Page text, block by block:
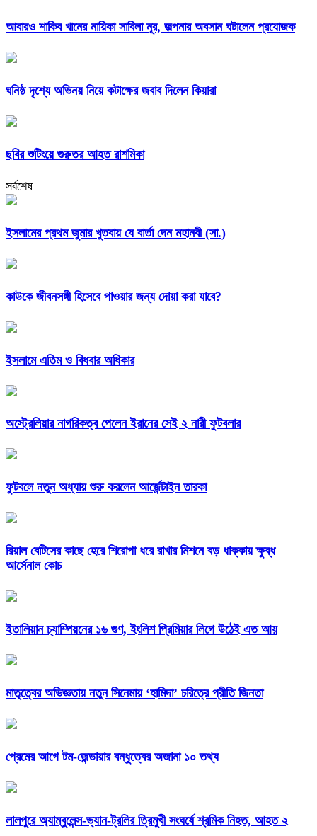
আবারও শাকিব খানের নায়িকা সাবিলা নূর, জল্পনার অবসান ঘটালেন প্রযোজক
ঘনিষ্ঠ দৃশ্যে অভিনয় নিয়ে কটাক্ষের জবাব দিলেন কিয়ারা
ছবির শুটিংয়ে গুরুতর আহত রাশমিকা
সর্বশেষ
ইসলামের প্রথম জুমার খুতবায় যে বার্তা দেন মহানবী (সা.)
কাউকে জীবনসঙ্গী হিসেবে পাওয়ার জন্য দোয়া করা যাবে?
ইসলামে এতিম ও বিধবার অধিকার
অস্ট্রেলিয়ার নাগরিকত্ব পেলেন ইরানের সেই ২ নারী ফুটবলার
ফুটবলে নতুন অধ্যায় শুরু করলেন আর্জেন্টাইন তারকা
রিয়াল বেটিসের কাছে হেরে শিরোপা ধরে রাখার মিশনে বড় ধাক্কায় ক্ষুব্ধ
আর্সেনাল কোচ
ইতালিয়ান চ্যাম্পিয়নের ১৬ গুণ, ইংলিশ প্রিমিয়ার লিগে উঠেই এত আয়
মাতৃত্বের অভিজ্ঞতায় নতুন সিনেমায় ‘হামিদা’ চরিত্রে প্রীতি জিনতা
প্রেমের আগে টম-জেন্ডায়ার বন্ধুত্বের অজানা ১০ তথ্য
লালপুরে অ্যাম্বুলেন্স-ভ্যান-ট্রলির ত্রিমুখী সংঘর্ষে শ্রমিক নিহত, আহত ২